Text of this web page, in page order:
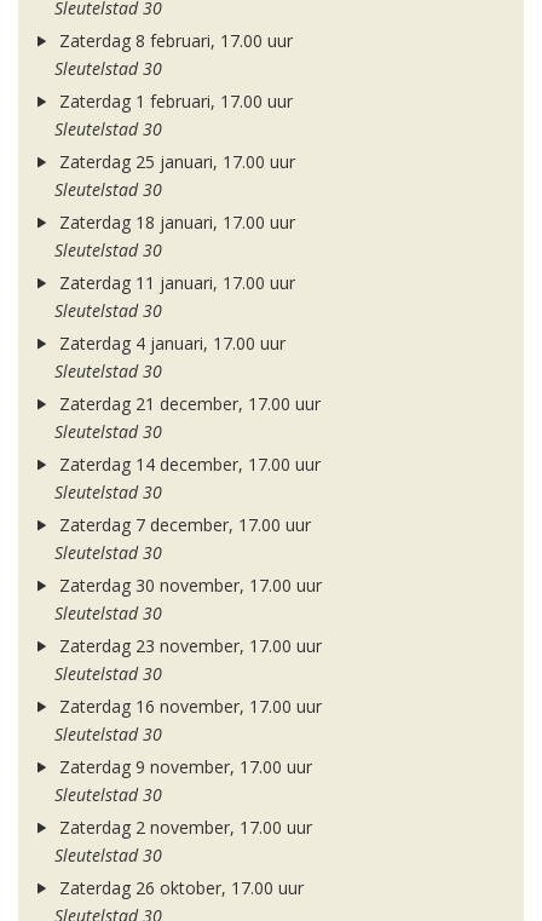
Sleutelstad 30
Zaterdag 8 februari, 17.00 uur
Sleutelstad 30
Zaterdag 1 februari, 17.00 uur
Sleutelstad 30
Zaterdag 25 januari, 17.00 uur
Sleutelstad 30
Zaterdag 18 januari, 17.00 uur
Sleutelstad 30
Zaterdag 11 januari, 17.00 uur
Sleutelstad 30
Zaterdag 4 januari, 17.00 uur
Sleutelstad 30
Zaterdag 21 december, 17.00 uur
Sleutelstad 30
Zaterdag 14 december, 17.00 uur
Sleutelstad 30
Zaterdag 7 december, 17.00 uur
Sleutelstad 30
Zaterdag 30 november, 17.00 uur
Sleutelstad 30
Zaterdag 23 november, 17.00 uur
Sleutelstad 30
Zaterdag 16 november, 17.00 uur
Sleutelstad 30
Zaterdag 9 november, 17.00 uur
Sleutelstad 30
Zaterdag 2 november, 17.00 uur
Sleutelstad 30
Zaterdag 26 oktober, 17.00 uur
Sleutelstad 30